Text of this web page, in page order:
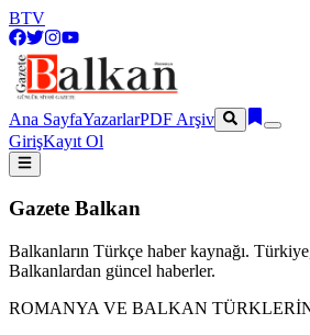
BTV
Ana SayfaYazarlarPDF Arşiv
GirişKayıt Ol
Gazete Balkan
Balkanların Türkçe haber kaynağı.
Balkanlardan güncel haberler.
ROMANYA VE BALKAN